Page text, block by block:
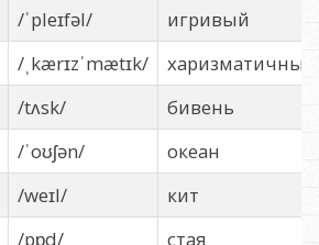
/ˈpleɪfəl/
игривый
/ˌkærɪzˈmætɪk/
харизматичный
/tʌsk/
бивень
/ˈoʊʃən/
океан
/weɪl/
кит
/pɒd/
стая